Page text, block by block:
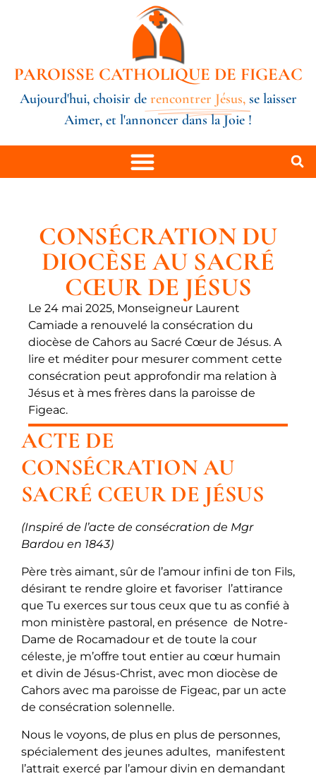
PAROISSE CATHOLIQUE DE FIGEAC
Aujourd'hui, choisir de rencontrer Jésus, se laisser
Aimer, et l'annoncer dans la Joie !
CONSÉCRATION DU
DIOCÈSE AU SACRÉ
CŒUR DE JÉSUS
Le 24 mai 2025, Monseigneur Laurent
Camiade a renouvelé la consécration du
diocèse de Cahors au Sacré Cœur de Jésus. A
lire et méditer pour mesurer comment cette
consécration peut approfondir ma relation à
Jésus et à mes frères dans la paroisse de
Figeac.
ACTE DE
CONSÉCRATION AU
SACRÉ CŒUR DE JÉSUS
(Inspiré de l’acte de consécration de Mgr
Bardou en 1843)
Père très aimant, sûr de l’amour infini de ton Fils,
désirant te rendre gloire et favoriser l’attirance
que Tu exerces sur tous ceux que tu as confié à
mon ministère pastoral, en présence de Notre-
Dame de Rocamadour et de toute la cour
céleste, je m’offre tout entier au cœur humain
et divin de Jésus-Christ, avec mon diocèse de
Cahors avec ma paroisse de Figeac, par un acte
de consécration solennelle.
Nous le voyons, de plus en plus de personnes,
spécialement des jeunes adultes, manifestent
l’attrait exercé par l’amour divin en demandant